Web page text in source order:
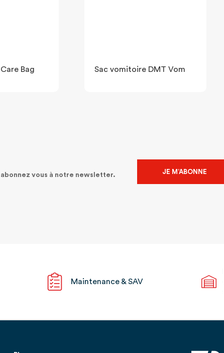
Bag Sac vomitoire DMT Vom
abonnez vous à notre newsletter. JE M’ABONNE
Maintenance & SAV